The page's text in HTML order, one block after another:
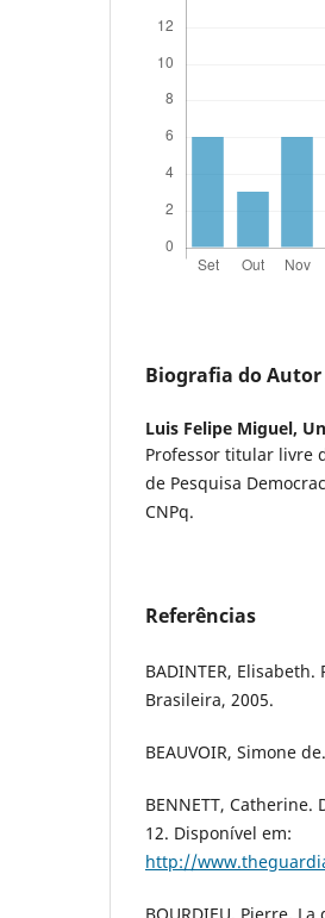
Biografia do Autor
Luis Felipe Miguel,
Professor titular livre
de Pesquisa
CNPq.
Referências
BADINTER,
Brasileira, 2005.
BEAUVOIR, Simone
BENNETT,
12. Disponível em:
http://